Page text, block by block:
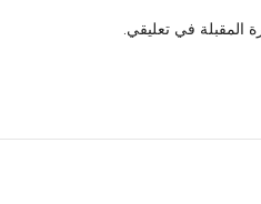
المقبلة في تعليقي.